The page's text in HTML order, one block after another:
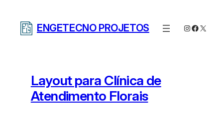
ENGETECNO PROJETOS Instagram
X
Layout para Clínica de
Atendimento Florais